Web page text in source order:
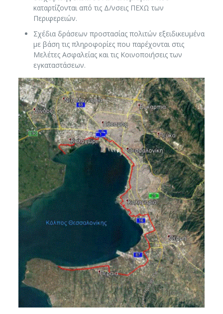
καταρτίζονται από τις Δ/νσεις ΠΕΧΩ των
Περιφερειών.
Σχέδια δράσεων προστασίας πολιτών εξειδικευμένα
με βάση τις πληροφορίες που παρέχονται στις
Μελέτες Ασφαλείας και τις Κοινοποιήσεις των
εγκαταστάσεων.